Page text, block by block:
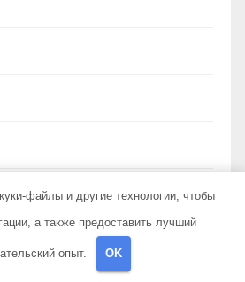
файлы и другие технологии, чтобы
а также предоставить лучший
опыт. OK